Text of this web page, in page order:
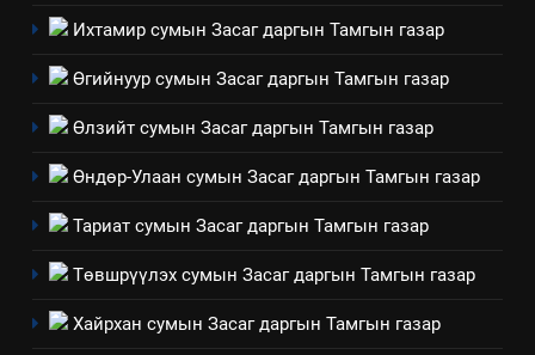
үзүүлэх буюу үзүүлж байгаа
нөлөөллийн талаарх
Нээлттэй засгийн түншлэл
НЭЭЛТТЭЙ ЗАСГИЙН ТҮНШЛЭЛ
“БИД ИРГЭДЭЭ СОНСОЖ,
БАЙГУУЛНА
3
Ихтамир сумын Засаг даргын Тамгын газар
Өгийнуур сумын Засаг даргын Тамгын газар
Өлзийт сумын Засаг даргын Тамгын газар
Өндөр-Улаан сумын Засаг даргын Тамгын газар
Тариат сумын Засаг даргын Тамгын газар
Төвшрүүлэх сумын Засаг даргын Тамгын газар
Хайрхан сумын Засаг даргын Тамгын газар